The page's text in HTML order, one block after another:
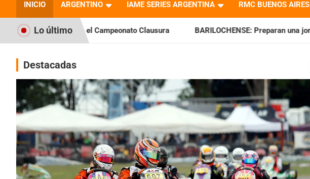
Revista Electrónica del
Karting en Argentina
INICIO ARGENTINO IAME SERIES ARGENTINA RMC BUENOS AIRES
Lo último
Campeonato Clausura BARILOCHENSE: Preparan una jornada a puro espectáculo
Destacadas